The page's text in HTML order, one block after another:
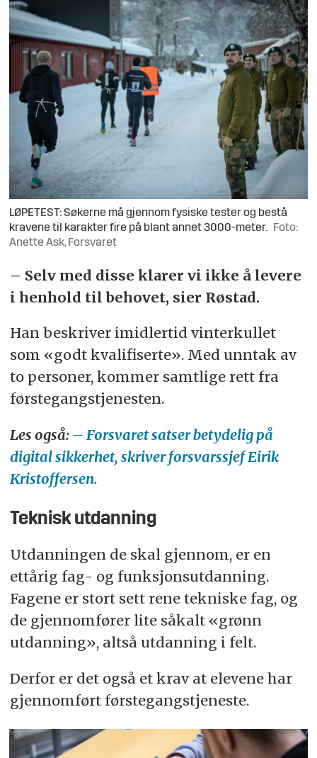
LØPETEST: Søkerne må gjennom fysiske tester og bestå
kravene til karakter fire på blant annet 3000-meter.
Foto:
Anette Ask, Forsvaret
– Selv med disse klarer vi ikke å levere
i henhold til behovet, sier Røstad.
Han beskriver imidlertid vinterkullet
som «godt kvalifiserte». Med unntak av
to personer, kommer samtlige rett fra
førstegangstjenesten.
Les også: – Forsvaret satser betydelig på
digital sikkerhet, skriver forsvarssjef Eirik
Kristoffersen.
Teknisk utdanning
Utdanningen de skal gjennom, er en
ettårig fag- og funksjonsutdanning.
Fagene er stort sett rene tekniske fag, og
de gjennomfører lite såkalt «grønn
utdanning», altså utdanning i felt.
Derfor er det også et krav at elevene har
gjennomført førstegangstjeneste.